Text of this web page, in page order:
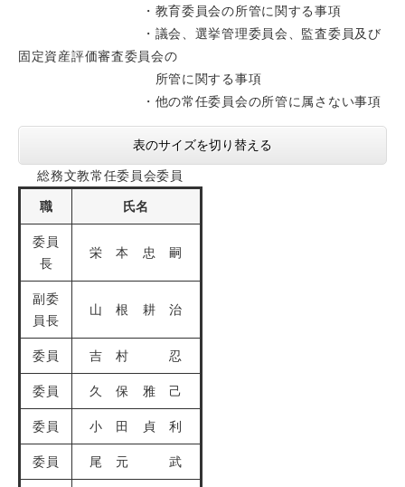
・教育委員会の所管に関する事項
・議会、選挙管理委員会、監査委員及び
固定資産評価審査委員会の
所管に関する事項
・他の常任委員会の所管に属さない事項
表のサイズを切り替える
総務文教常任委員会委員
職 氏名
委員
長
栄 本 忠 嗣
副委
員長
山 根 耕 治
委員 吉 村 忍
委員 久 保 雅 己
委員 小 田 貞 利
委員 尾 元 武